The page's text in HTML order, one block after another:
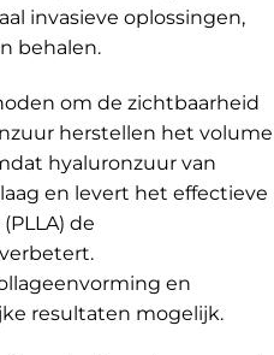
invasieve oplossingen,
behalen.
om de zichtbaarheid
herstellen het volume
hyaluronzuur van
en levert het effectieve
de
en
resultaten mogelijk.